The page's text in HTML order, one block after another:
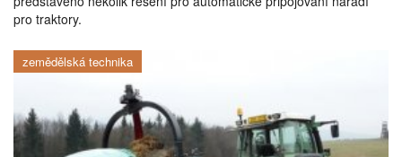
pro traktory.
zemědělská technika